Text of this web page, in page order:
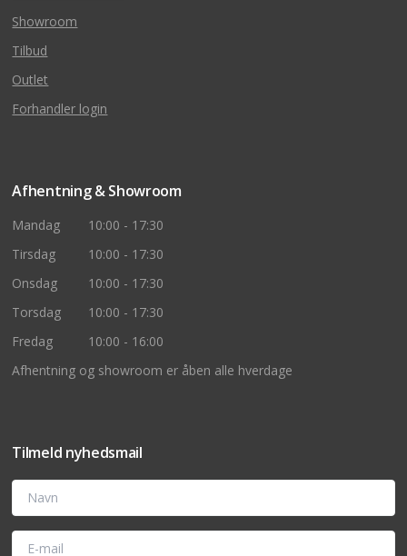
Showroom
Tilbud
Outlet
Forhandler login
Afhentning & Showroom
Mandag
10:00 - 17:30
Tirsdag
10:00 - 17:30
Onsdag
10:00 - 17:30
Torsdag
10:00 - 17:30
Fredag
10:00 - 16:00
Afhentning og showroom er åben alle hverdage
Tilmeld nyhedsmail
Navn
E-mail